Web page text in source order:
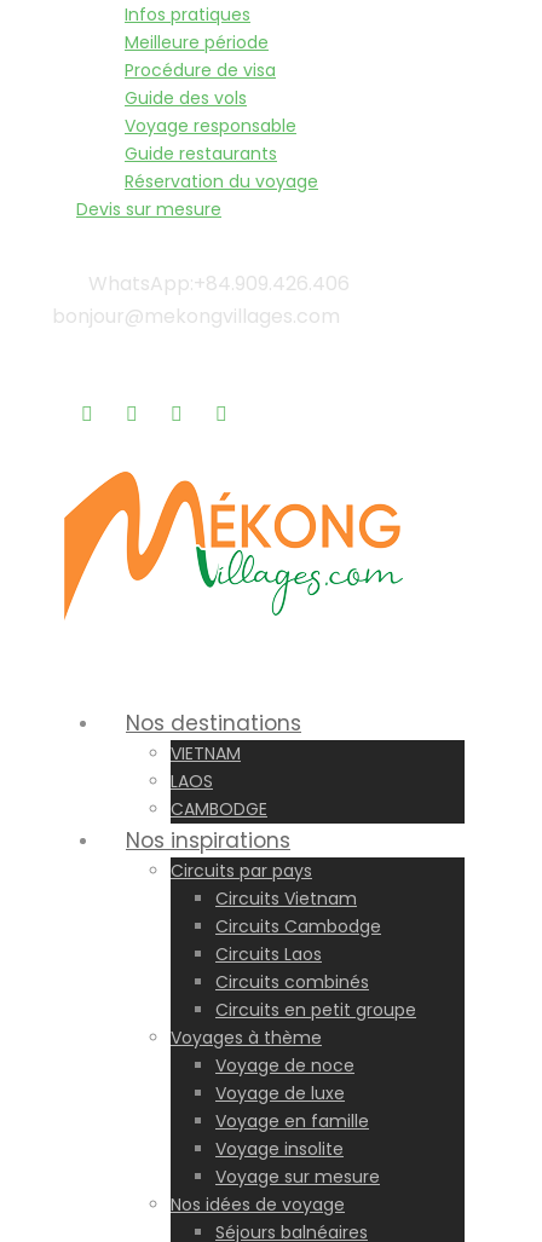
Infos pratiques
Meilleure période
Procédure de visa
Guide des vols
Voyage responsable
Guide restaurants
Réservation du voyage
Devis sur mesure
WhatsApp:+84.909.426.406
bonjour@mekongvillages.com
Nos destinations
VIETNAM
LAOS
CAMBODGE
Nos inspirations
Circuits par pays
Circuits Vietnam
Circuits Cambodge
Circuits Laos
Circuits combinés
Circuits en petit groupe
Voyages à thème
Voyage de noce
Voyage de luxe
Voyage en famille
Voyage insolite
Voyage sur mesure
Nos idées de voyage
Séjours balnéaires